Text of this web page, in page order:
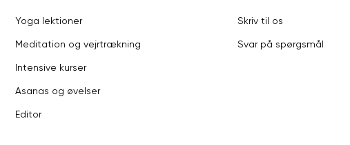
Yoga lektioner
Meditation og vejrtrækning
Intensive kurser
Asanas og øvelser
Editor
Skriv til os
Svar på spørgsmål